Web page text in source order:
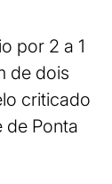
por 2 a 1
de dois
criticado
de Ponta